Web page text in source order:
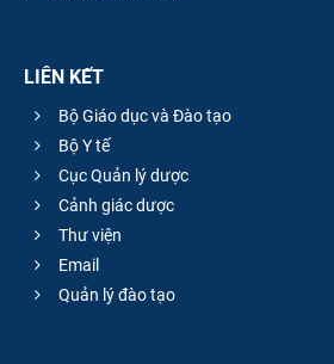
LIÊN KẾT
Bộ Giáo dục và Đào tạo
Bộ Y tế
Cục Quản lý dược
Cảnh giác dược
Thư viện
Email
Quản lý đào tạo